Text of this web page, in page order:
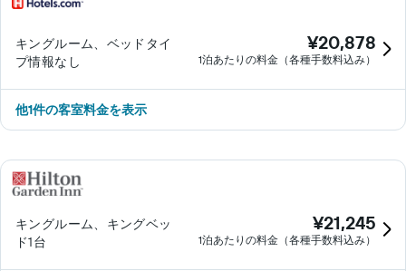
キングルーム、ベッドタイ
プ情報なし
¥20,878
1泊あたりの料金（各種手数料込み）
他1件の客室料金を表示
キングルーム、キングベッ
ド1台
¥21,245
1泊あたりの料金（各種手数料込み）